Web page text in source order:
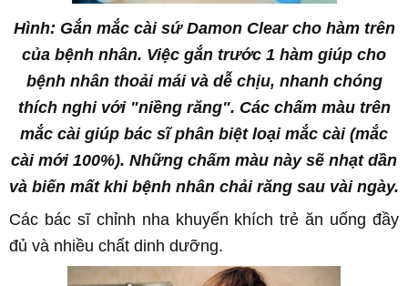
Hình: Gắn mắc cài sứ Damon Clear cho hàm trên
của bệnh nhân. Việc gắn trước 1 hàm giúp cho
bệnh nhân thoải mái và dễ chịu, nhanh chóng
thích nghi với "niềng răng". Các chấm màu trên
mắc cài giúp bác sĩ phân biệt loại mắc cài (mắc
cài mới 100%). Những chấm màu này sẽ nhạt dần
và biến mất khi bệnh nhân chải răng sau vài ngày.
Các bác sĩ chỉnh nhakhuyến khích trẻ ăn uống đầy
đủ và nhiều chất dinh dưỡng.